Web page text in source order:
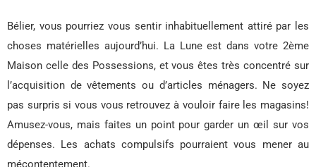
Bélier, vous pourriez vous sentir inhabituellement attiré par les
choses matérielles aujourd’hui. La Lune est dans votre 2ème
Maison celle des Possessions, et vous êtes très concentré sur
l’acquisition de vêtements ou d’articles ménagers. Ne soyez
pas surpris si vous vous retrouvez à vouloir faire les magasins!
Amusez-vous, mais faites un point pour garder un œil sur vos
dépenses. Les achats compulsifs pourraient vous mener au
mécontentement.